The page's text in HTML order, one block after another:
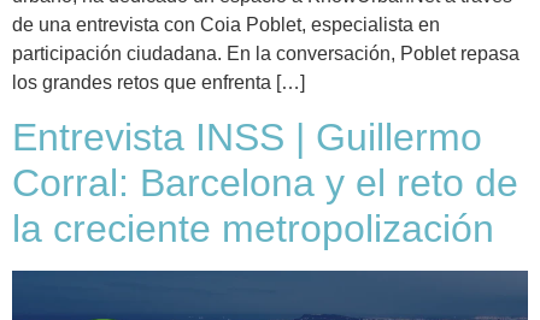
de una entrevista con Coia Poblet, especialista en
participación ciudadana. En la conversación, Poblet repasa
los grandes retos que enfrenta […]
Entrevista INSS | Guillermo
Corral: Barcelona y el reto de
la creciente metropolización